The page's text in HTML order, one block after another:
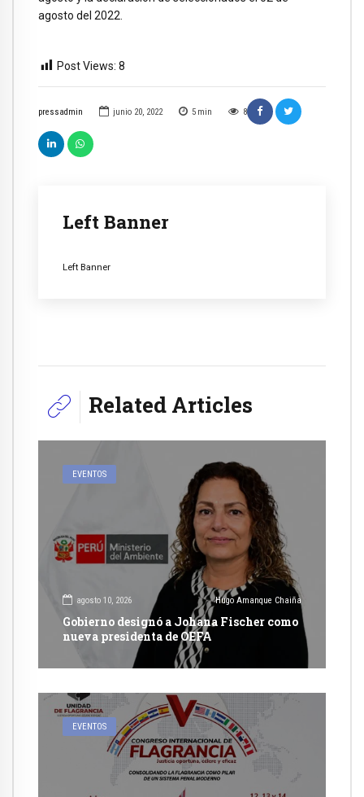
pressadmin junio 20, 2022 5 min 8
Left Banner
Left Banner
agosto del 2022.
Post Views: 8
Related Articles
EVENTOS
agosto 10, 2026 Hugo Amanque Chaiña
Gobierno designó a Johana Fischer como
nueva presidenta de OEFA
EVENTOS